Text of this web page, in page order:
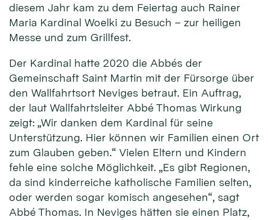
diesem Jahr kam zu dem Feiertag auch Rainer
Maria Kardinal Woelki zu Besuch – zur heiligen
Messe und zum Grillfest.
Der Kardinal hatte 2020 die Abbés der
Gemeinschaft Saint Martin mit der Fürsorge über
den Wallfahrtsort Neviges betraut. Ein Auftrag,
der laut Wallfahrtsleiter Abbé Thomas Wirkung
zeigt: „Wir danken dem Kardinal für seine
Unterstützung. Hier können wir Familien einen Ort
zum Glauben geben.“ Vielen Eltern und Kindern
fehle eine solche Möglichkeit. „Es gibt Regionen,
da sind kinderreiche katholische Familien selten,
oder werden sogar komisch angesehen“, sagt
Abbé Thomas. In Neviges hätten sie einen Platz,